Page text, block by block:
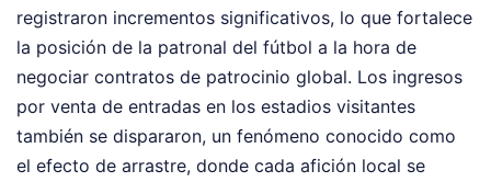
registraron incrementos significativos, lo que fortalece
la posición de la patronal del fútbol a la hora de
negociar contratos de patrocinio global. Los ingresos
por venta de entradas en los estadios visitantes
también se dispararon, un fenómeno conocido como
el efecto de arrastre, donde cada afición local se